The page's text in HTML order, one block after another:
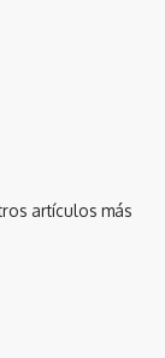
artículos más